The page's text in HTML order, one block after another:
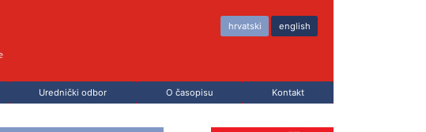
hrvatski english
Urednički odbor O časopisu Kontakt